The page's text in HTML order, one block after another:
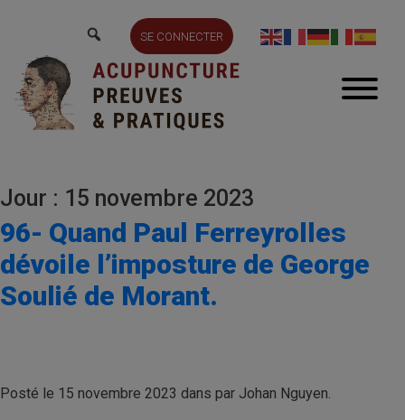
SE CONNECTER
Jour : 15 novembre 2023
96- Quand Paul Ferreyrolles
dévoile l’imposture de George
Soulié de Morant.
Posté le 15 novembre 2023 dans par Johan Nguyen.